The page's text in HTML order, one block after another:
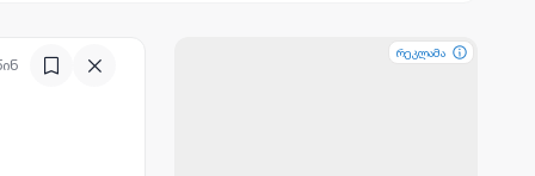
რეკლამა
რეკლამა
რეკლამა